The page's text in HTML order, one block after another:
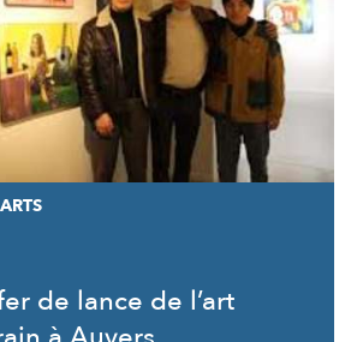
de lance de l’art